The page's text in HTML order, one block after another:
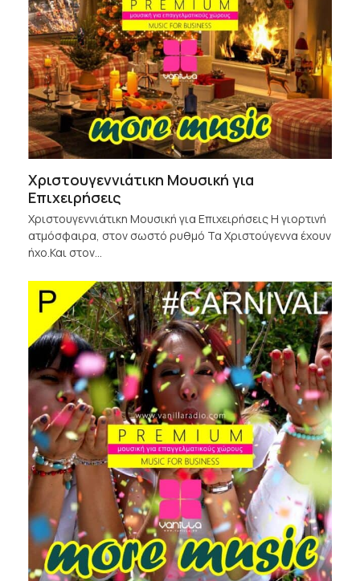
Χριστουγεννιάτικη Μουσική για
Επιχειρήσεις
Χριστουγεννιάτικη Μουσική για Επιχειρήσεις Η γιορτινή
ατμόσφαιρα, στον σωστό ρυθμό Τα Χριστούγεννα έχουν
ήχο.Και στον…